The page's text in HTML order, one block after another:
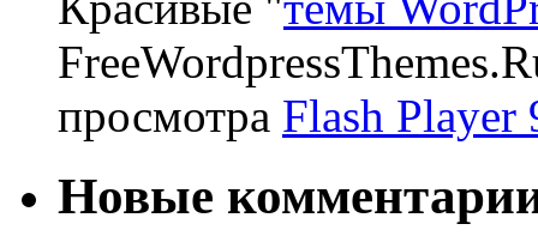
просмотра Flash Player
Новые